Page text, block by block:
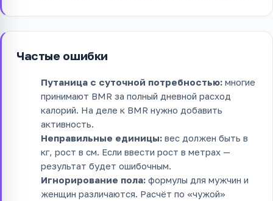
Частые ошибки
Путаница с суточной потребностью: многие
принимают BMR за полный дневной расход
калорий. На деле к BMR нужно добавить
активность.
Неправильные единицы: вес должен быть в
кг, рост в см. Если ввести рост в метрах —
результат будет ошибочным.
Игнорирование пола: формулы для мужчин и
женщин различаются. Расчёт по «чужой»